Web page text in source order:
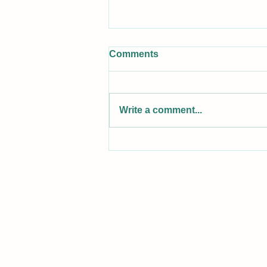
Comments
Write a comment...